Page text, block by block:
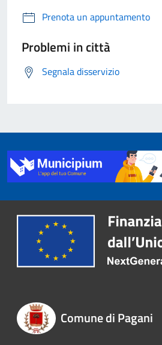
Prenota un appuntamento
Problemi in città
Segnala disservizio
Comune di Pagani